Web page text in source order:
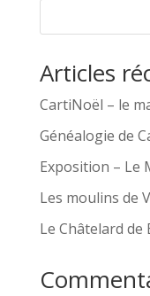
Articles
CartiNoël – le
Généalogie de
Exposition – Le
Les moulins de
Le Châtelard de